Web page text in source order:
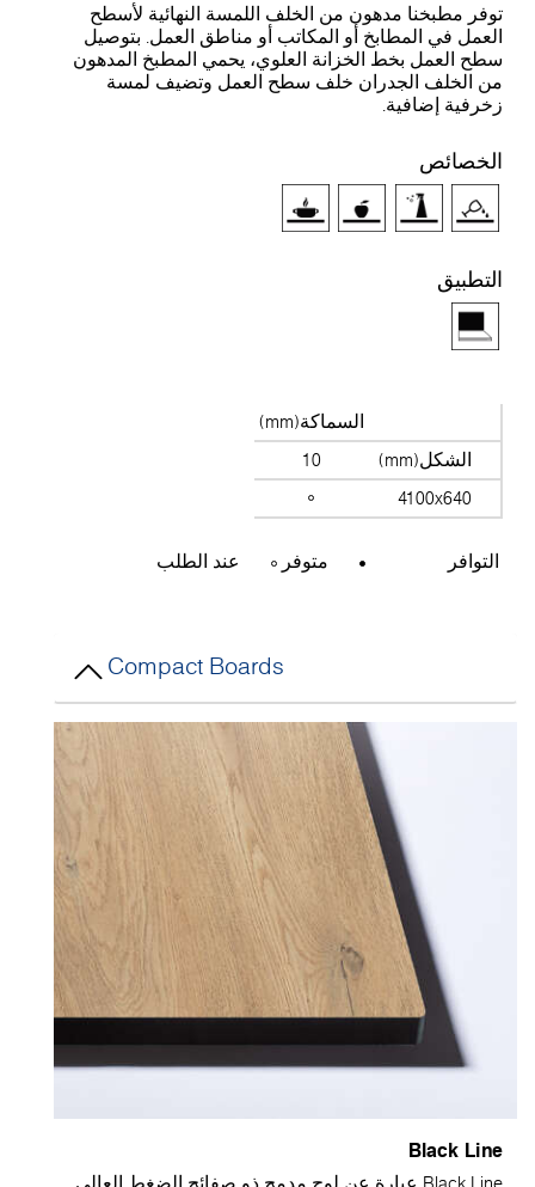
مطبخنا مدهون من الخلف اللمسة النهائية لأسطح
في المطابخ أو المكاتب أو مناطق العمل. بتوصيل
العمل بخط الخزانة العلوي، يحمي المطبخ المدهون
الخلف الجدران خلف سطح العمل وتضيف لمسة
إضافية.
السماكة(mm)
الشكل(mm)
4100x640
التوافر متوفر عند الطلب
Compact Boards
Black